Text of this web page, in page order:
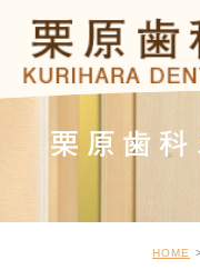
栗原歯
HOME